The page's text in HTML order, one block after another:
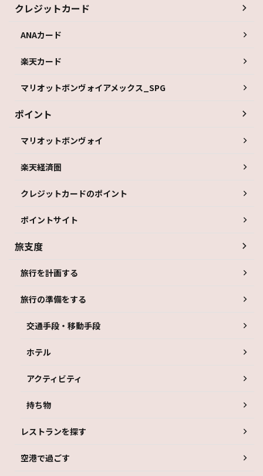
クレジットカード
ANAカード
楽天カード
マリオットボンヴォイアメックス_SPG
ポイント
マリオットボンヴォイ
楽天経済圏
クレジットカードのポイント
ポイントサイト
旅支度
旅行を計画する
旅行の準備をする
交通手段・移動手段
ホテル
アクティビティ
持ち物
レストランを探す
空港で過ごす